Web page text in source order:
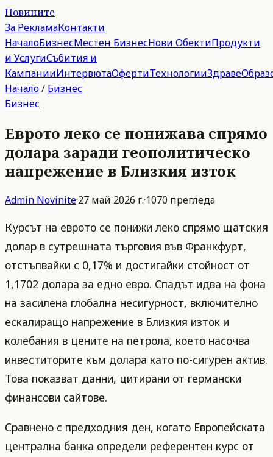
Новините
За РекламаКонтакти
НачалоБизнесМестен БизнесНови ОбектиПродукти
и УслугиСъбития и
КампанииИнтервютаОфертиТехнологииЗдраве
Начало/ Бизнес
Бизнес
Еврото леко се понижава спрямо
долара заради геополитическо
напрежение в Близкия изток
Admin Novinite·27 май 2026 г.·1070 прегледа
Курсът на еврото се понижи леко спрямо щатския
долар в сутрешната търговия във Франкфурт,
отстъпвайки с 0,17% и достигайки стойност от
1,1702 долара за едно евро. Спадът идва на фона
на засилена глобална несигурност, включително
ескалиращо напрежение в Близкия изток и
колебания в цените на петрола, което насочва
инвеститорите към долара като по-сигурен актив.
Това показват данни, цитирани от германски
финансови сайтове.
Сравнено с предходния ден, когато Европейската
централна банка определи референтен курс от